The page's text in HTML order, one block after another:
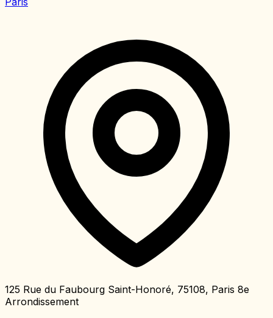
125 Rue du Faubourg Saint-Honoré, 75108, Paris 8e
Arrondissement